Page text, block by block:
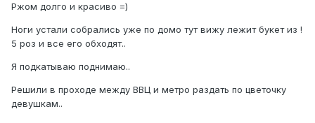
Ржом долго и красиво =)
Ноги устали собрались уже по домо тут вижу лежит букет из !
5 роз и все его обходят..
Я подкатываю поднимаю..
Решили в проходе между ВВЦ и метро раздать по цветочку
девушкам..